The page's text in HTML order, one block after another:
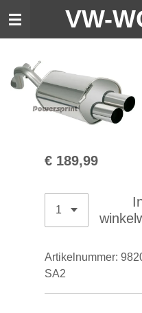
Ga
hoofdinhoud
VW-
€ 189,99
Artikelnummer:
SA2